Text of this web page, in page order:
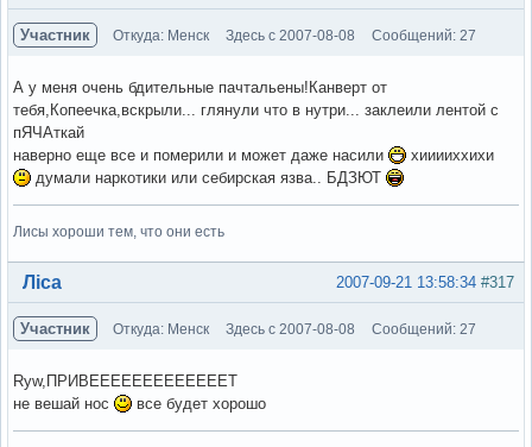
Участник Откуда: Менск Здесь с 2007-08-08 Сообщений: 27
А у меня очень бдительные пачтальены!Канверт от
тебя,Копеечка,вскрыли... глянули что в нутри... заклеили лентой с
пЯЧАткай
наверно еще все и померили и может даже насили
хииииххихи
думали наркотики или себирская язва.. БДЗЮТ
Лисы хороши тем, что они есть
Вне форума #317
2007-09-21 13:58:34
Ліса
Участник Откуда: Менск Здесь с 2007-08-08 Сообщений: 27
Ryw,ПРИВЕЕЕЕЕЕЕЕЕЕЕЕЕТ
не вешай нос
все будет хорошо